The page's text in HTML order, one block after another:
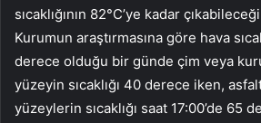
sıcaklığının 82°C’ye kadar
Kurumun araştırmasına göre hava
derece olduğu bir günde çim veya
yüzeyin sıcaklığı 40 derece iken,
yüzeylerin sıcaklığı saat 17:00’de 65